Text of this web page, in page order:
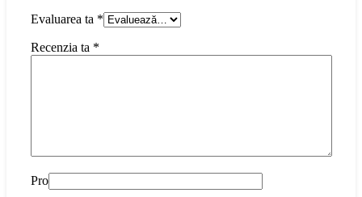
Evaluarea ta *
Recenzia ta *
Pro